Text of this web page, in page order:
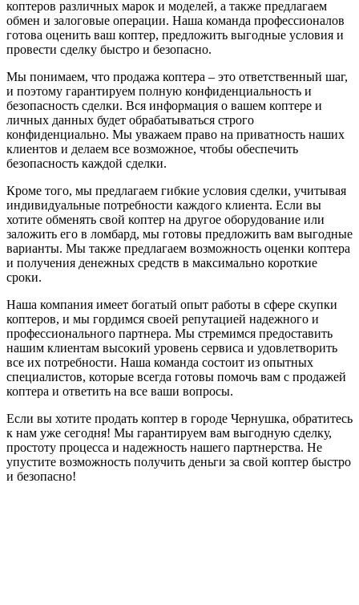
коптеров различных марок и моделей, а также предлагаем
обмен и залоговые операции. Наша команда профессионалов
готова оценить ваш коптер, предложить выгодные условия и
провести сделку быстро и безопасно.
Мы понимаем, что продажа коптера – это ответственный шаг,
и поэтому гарантируем полную конфиденциальность и
безопасность сделки. Вся информация о вашем коптере и
личных данных будет обрабатываться строго
конфиденциально. Мы уважаем право на приватность наших
клиентов и делаем все возможное, чтобы обеспечить
безопасность каждой сделки.
Кроме того, мы предлагаем гибкие условия сделки, учитывая
индивидуальные потребности каждого клиента. Если вы
хотите обменять свой коптер на другое оборудование или
заложить его в ломбард, мы готовы предложить вам выгодные
варианты. Мы также предлагаем возможность оценки коптера
и получения денежных средств в максимально короткие
сроки.
Наша компания имеет богатый опыт работы в сфере скупки
коптеров, и мы гордимся своей репутацией надежного и
профессионального партнера. Мы стремимся предоставить
нашим клиентам высокий уровень сервиса и удовлетворить
все их потребности. Наша команда состоит из опытных
специалистов, которые всегда готовы помочь вам с продажей
коптера и ответить на все ваши вопросы.
Если вы хотите продать коптер в городе Чернушка, обратитесь
к нам уже сегодня! Мы гарантируем вам выгодную сделку,
простоту процесса и надежность нашего партнерства. Не
упустите возможность получить деньги за свой коптер быстро
и безопасно!